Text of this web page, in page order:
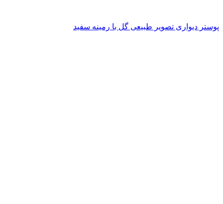
پوستر دیواری تصویر طبیعی گل با رمینه سفید